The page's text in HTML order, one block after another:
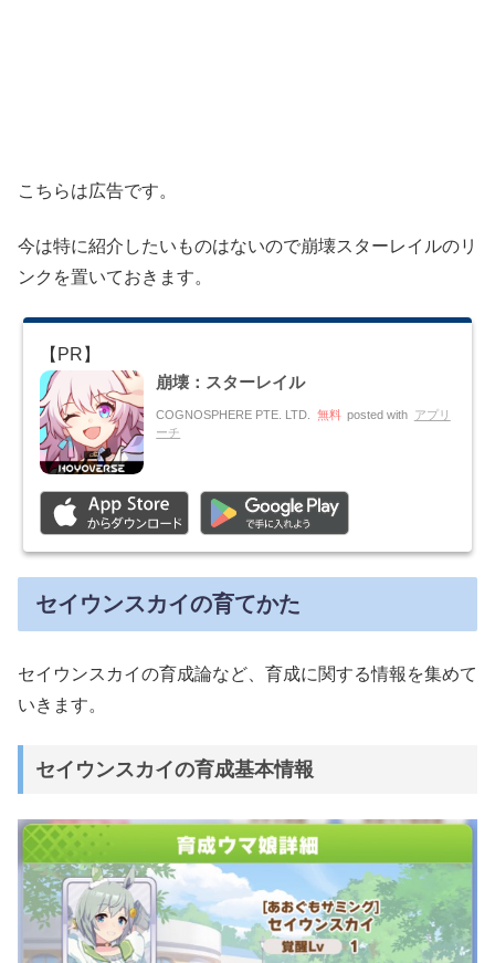
こちらは広告です。
今は特に紹介したいものはないので崩壊スターレイルのリ
ンクを置いておきます。
崩壊：スターレイル
COGNOSPHERE PTE. LTD. 無料 posted with アプリ
ーチ
セイウンスカイの育てかた
セイウンスカイの育成論など、育成に関する情報を集めて
いきます。
セイウンスカイの育成基本情報